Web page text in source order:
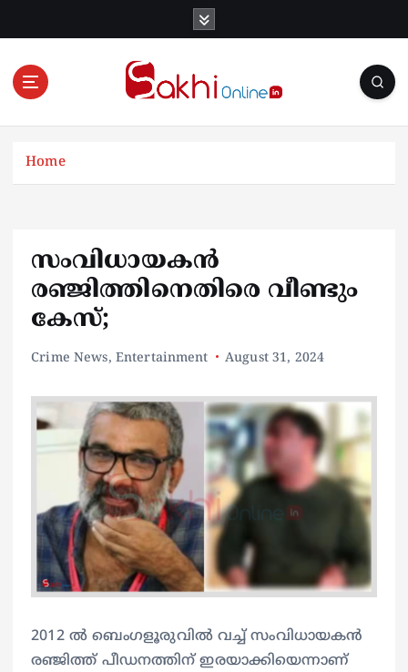
Online News Portal
Home
സംവിധായകൻ
രഞ്ജിത്തിനെതിരെ വീണ്ടും
കേസ്;
Crime News, Entertainment August 31, 2024
2012 ൽ ബെംഗളൂരുവിൽ വച്ച് സംവിധായകൻ
രഞ്ജിത്ത് പീഡനത്തിന് ഇരയാക്കിയെന്നാണ്